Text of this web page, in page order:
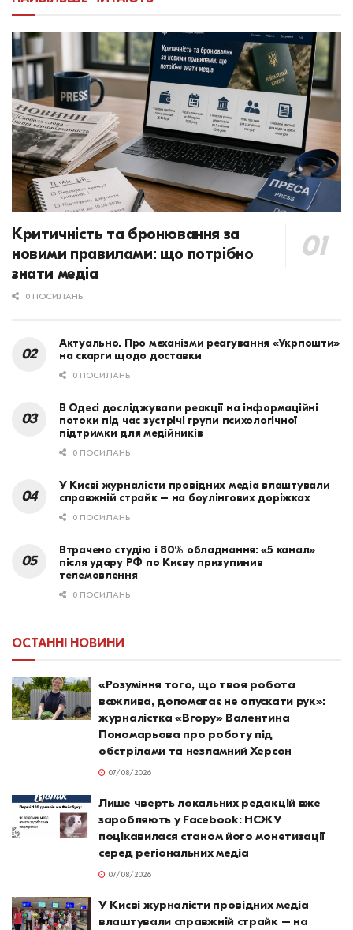
Критичність та бронювання за
новими правилами: що потрібно
знати медіа
0 ПОСИЛАНЬ
Актуально. Про механізми реагування «Укрпошти»
на скарги щодо доставки
0 ПОСИЛАНЬ
В Одесі досліджували реакції на інформаційні
потоки під час зустрічі групи психологічної
підтримки для медійників
0 ПОСИЛАНЬ
У Києві журналісти провідних медіа влаштували
справжній страйк – на боулінгових доріжках
0 ПОСИЛАНЬ
Втрачено студію і 80% обладнання: «5 канал»
після удару РФ по Києву призупинив
телемовлення
0 ПОСИЛАНЬ
ОСТАННІ НОВИНИ
«Розуміння того, що твоя робота
важлива, допомагає не опускати рук»:
журналістка «Вгору» Валентина
Пономарьова про роботу під
обстрілами та незламний Херсон
07/08/2026
Лише чверть локальних редакцій вже
заробляють у Facebook: НСЖУ
поцікавилася станом його монетизації
серед регіональних медіа
07/08/2026
У Києві журналісти провідних медіа
влаштували справжній страйк – на